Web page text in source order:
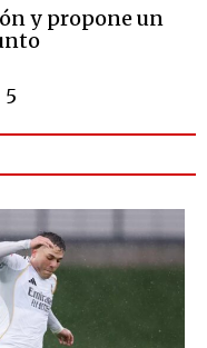
y propone un
5